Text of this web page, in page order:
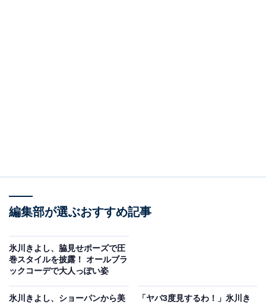
編集部が選ぶおすすめ記事
氷川きよし、脇見せポーズで圧
巻スタイルを披露！ オールブラ
ックコーデで大人っぽい姿
氷川きよし、ショーパンから美
「ヤバ3度見するわ！」氷川き